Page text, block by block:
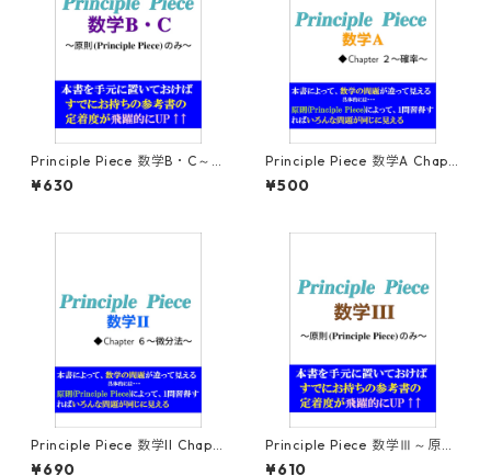
Principle Piece 数学B・C～原
則(Principle Piece)のみ～
¥630
Principle Piece 数学A Chapt
er2～確率～
¥500
Principle Piece 数学II Chapt
er6～微分法～
¥690
Principle Piece 数学Ⅲ～原則
(Principle Piece)のみ～
¥610